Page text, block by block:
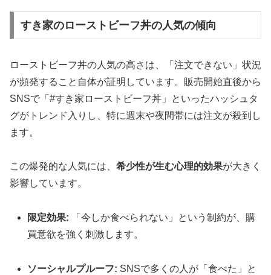
すき家のローストビーフ丼の人気の傾向
ローストビーフ丼の人気の高さは、「注文できない」状況
が頻発すること自体が証明しています。販売開始直後から
SNSで「#すき家ローストビーフ丼」といったハッシュタ
グがトレンド入りし、特に週末や夜間帯には注文が殺到し
ます。
この爆発的な人気には、 希少性が生む心理的効果が大きく
影響しています。
限定効果: 「今しか食べられない」という制約が、購
買意欲を強く刺激します。
ソーシャルプルーフ: SNSで多くの人が「食べた」と